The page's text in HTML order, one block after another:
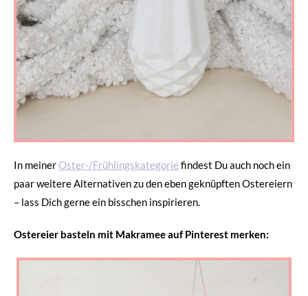
In meinerOster-/Frühlingskategorie findest Du auch noch ein
paar weitere Alternativen zu den eben geknüpften Ostereiern
– lass Dich gerne ein bisschen inspirieren.
Ostereier basteln mit Makramee auf Pinterest merken: